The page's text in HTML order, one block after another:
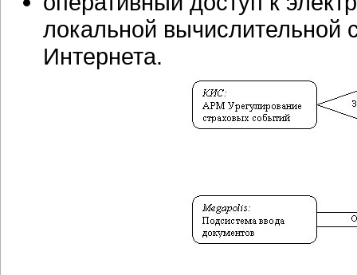
локальной
Интернета.